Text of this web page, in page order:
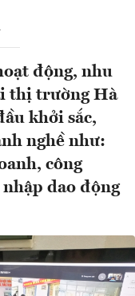
động, nhu
thị trường Hà
khởi sắc,
nghề như:
công
dao động